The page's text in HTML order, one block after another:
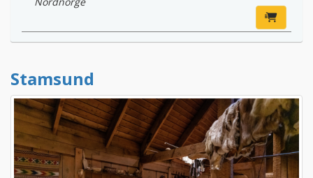
Stamsund